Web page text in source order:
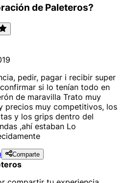
de Paleteros?
pedir, pagar i recibir super
si lo tenían todo en
de maravilla Trato muy
precios muy competitivos, los
y los grips dentro del
,ahí estaban Lo
Comparte